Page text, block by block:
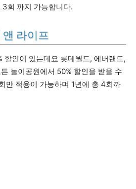
3회 까지 가능합니다.
라이프
할인이 있는데요 롯데월드, 에버랜드,
놀이공원에서 50% 할인을 받을 수
만 적용이 가능하며 1년에 총 4회까